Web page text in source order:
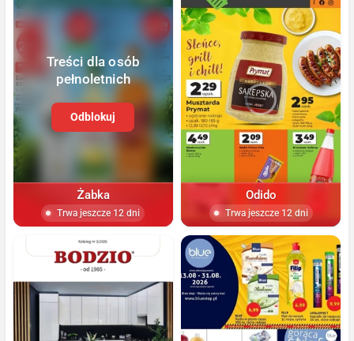
Treści dla osób
pełnoletnich
Odblokuj
Żabka
Trwa jeszcze 12 dni
Odido
Trwa jeszcze 12 dni